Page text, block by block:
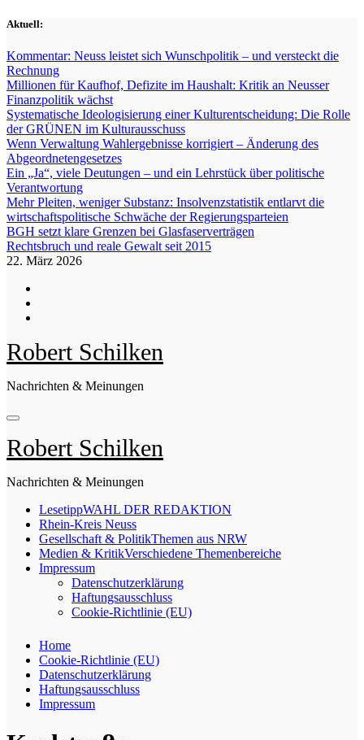
Zum
springen
Aktuell:
Kommentar: Neuss leistet sich Wunschpolitik – und versteckt die
Rechnung
Millionen für Kaufhof, Defizite im Haushalt: Kritik an Neusser
Finanzpolitik wächst
Systematische Ideologisierung einer Kulturentscheidung: Die Rolle
der GRÜNEN im Kulturausschuss
Wenn Verwaltung Wahlergebnisse korrigiert – Änderung des
Abgeordnetengesetzes
Ein „Ja“, viele Deutungen – und ein Lehrstück über politische
Verantwortung
Mehr Pleiten, weniger Substanz: Insolvenzstatistik entlarvt die
wirtschaftspolitische Schwäche der Regierungsparteien
BGH setzt klare Grenzen bei Glasfaserverträgen
Rechtsbruch und reale Gewalt seit 2015
22. März 2026
Robert Schilken
Nachrichten & Meinungen
Robert Schilken
Nachrichten & Meinungen
LesetippWAHL DER REDAKTION
Rhein-Kreis Neuss
Gesellschaft & PolitikThemen aus NRW
Medien & KritikVerschiedene Themenbereiche
Impressum
Datenschutzerklärung
Haftungsausschluss
Cookie-Richtlinie (EU)
Home
Cookie-Richtlinie (EU)
Datenschutzerklärung
Haftungsausschluss
Impressum